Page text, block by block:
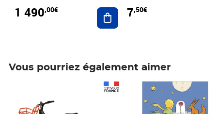
1 490,00€ Ajouter au panier
7,50€
Vous pourriez également aimer
Prix 7,50€